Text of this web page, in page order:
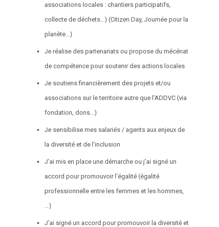
associations locales : chantiers participatifs,
collecte de déchets…) (Citizen Day, Journée pour la
planète…)
Je réalise des partenariats ou propose du mécénat
de compétence pour soutenir des actions locales
Je soutiens financièrement des projets et/ou
associations sur le territoire autre que l’ADDVC (via
fondation, dons…)
Je sensibilise mes salariés / agents aux enjeux de
la diversité et de l’inclusion
J’ai mis en place une démarche ou j’ai signé un
accord pour promouvoir l’égalité (égalité
professionnelle entre les femmes et les hommes,
…)
J’ai signé un accord pour promouvoir la diversité et